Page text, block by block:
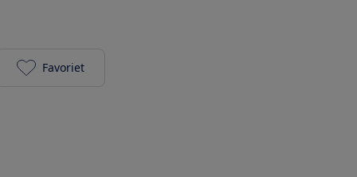
Sonos Era 300 zwart toevoegen aan je favorieten
Favoriet